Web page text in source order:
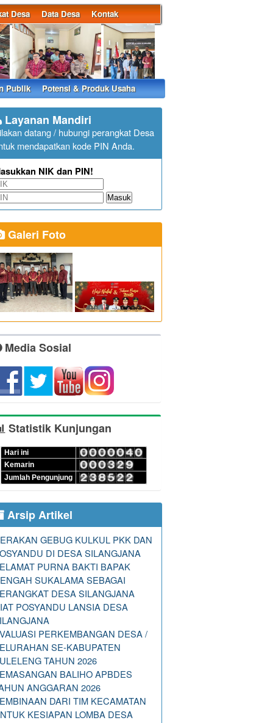
Desa Data Desa Kontak
Publik Potensi & Produk Usaha
Layanan Mandiri
datang / hubungi perangkat Desa
mendapatkan kode PIN Anda.
NIK dan PIN!
Masuk
Galeri Foto
Media Sosial
Statistik Kunjungan
Hari ini
Kemarin
Jumlah Pengunjung
Arsip Artikel
GEBUG KULKUL PKK DAN
DI DESA SILANGJANA
PURNA BAKTI BAPAK
SUKALAMA SEBAGAI
DESA SILANGJANA
POSYANDU LANSIA DESA
PERKEMBANGAN DESA /
SE-KABUPATEN
TAHUN 2026
BALIHO APBDES
ANGGARAN 2026
DARI TIM KECAMATAN
KESIAPAN LOMBA DESA